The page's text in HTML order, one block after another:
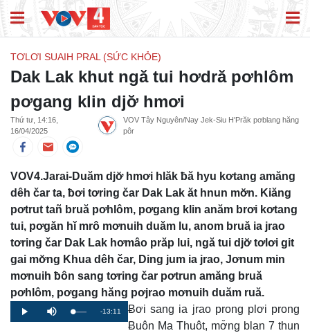
TƠLƠI SUAIH PRAL (SỨC KHỎE)
Dak Lak khut ngă tui hơdră pơhlôm
pơgang klin djơ̆ hmơi
Thứ tư, 14:16,
16/04/2025
VOV Tây Nguyên/Nay Jek-Siu H'Prăk pơblang hăng
pôr
VOV4.Jarai-Duăm djơ̆ hmơi hlăk ƀă hyu kơtang amăng
dêh čar ta, ƀơi tơring čar Dak Lak ăt hnun mơ̆n. Kiăng
pơtrut tañ bruă pơhlôm, pơgang klin anăm brơi kơtang
tui, pơgăn hĭ mrô mơnuih duăm lu, anom bruă ia jrao
tơring čar Dak Lak hơmâo prăp lui, ngă tui djơ̆ tơlơi git
gai mơ̆ng Khua dêh čar, Ding jum ia jrao, Jơnum min
mơnuih ƀôn sang tơring čar pơtrun amăng bruă
pơhlôm, pơgang hăng pơjrao mơnuih duăm ruă.
Play Mute Loaded
0%
Progress
0%
Remaining
-13:11
Ƀơi sang ia jrao prong plơi prong
Ƀuôn Ma Thuôt, mơ̆ng blan 7 thun